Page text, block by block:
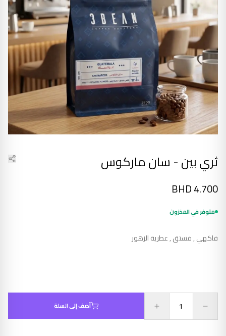
ثري بين - سان ماركوس
BHD4.700
متوفر في المخزون
فاكهي , فستق , عطرية الزهور
أضف إلى السلة